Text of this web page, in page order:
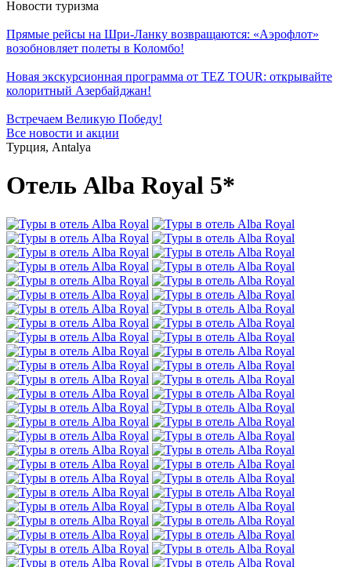
Новости туризма
Прямые рейсы на Шри-Ланку возвращаются: «Аэрофлот»
возобновляет полеты в Коломбо!
Новая экскурсионная программа от TEZ TOUR: открывайте
колоритный Азербайджан!
Встречаем Великую Победу!
Все новости и акции
Турция, Antalya
Отель Alba Royal 5*